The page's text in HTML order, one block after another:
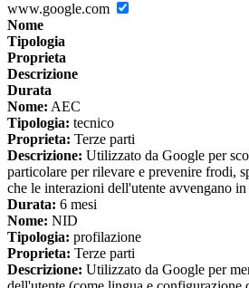
www.google.com
Nome
Tipologia
Proprieta
Descrizione
Durata
Nome: AEC
Tipologia: tecnico
Proprieta: Terze parti
Descrizione: Utilizzato da Google per
particolare per rilevare e prevenire frodi,
che le interazioni dell'utente avvengano
Durata: 6 mesi
Nome: NID
Tipologia: profilazione
Proprieta: Terze parti
Descrizione: Utilizzato da Google per